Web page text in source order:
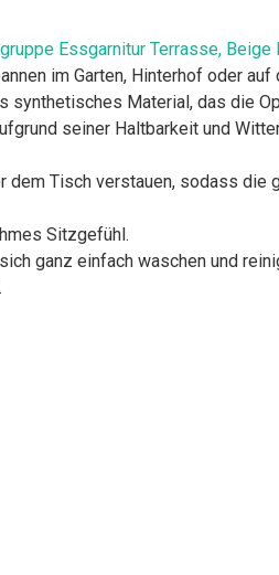
Essgarnitur Terrasse, Beige
im Garten, Hinterhof oder auf
synthetisches Material, das die
seiner Haltbarkeit und
dem Tisch verstauen, sodass
Sitzgefühl.
ganz einfach waschen und